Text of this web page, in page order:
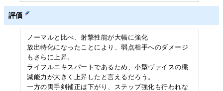
評価
ノーマルと比べ、射撃性能が大幅に強化
放出特化になったことにより、弱点相手へのダメージ
もさらに上昇。
ライフルエキスパートであるため、小型ヴァイスの殲
滅能力が大きく上昇したと言えるだろう。
一方の両手剣補正は下がり、ステップ強化も行われな